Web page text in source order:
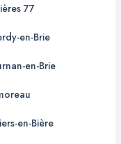
77
en-Brie
en-Brie
en-Bière